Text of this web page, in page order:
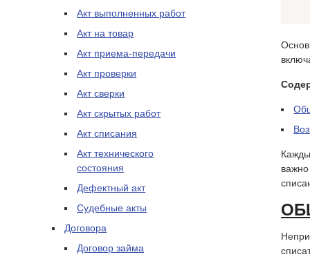
Акт выполненных работ
Акт на товар
Акт приема-передачи
Акт проверки
Акт сверки
Акт скрытых работ
Акт списания
Акт технического
состояния
Дефектный акт
Судебные акты
Договора
Договор займа